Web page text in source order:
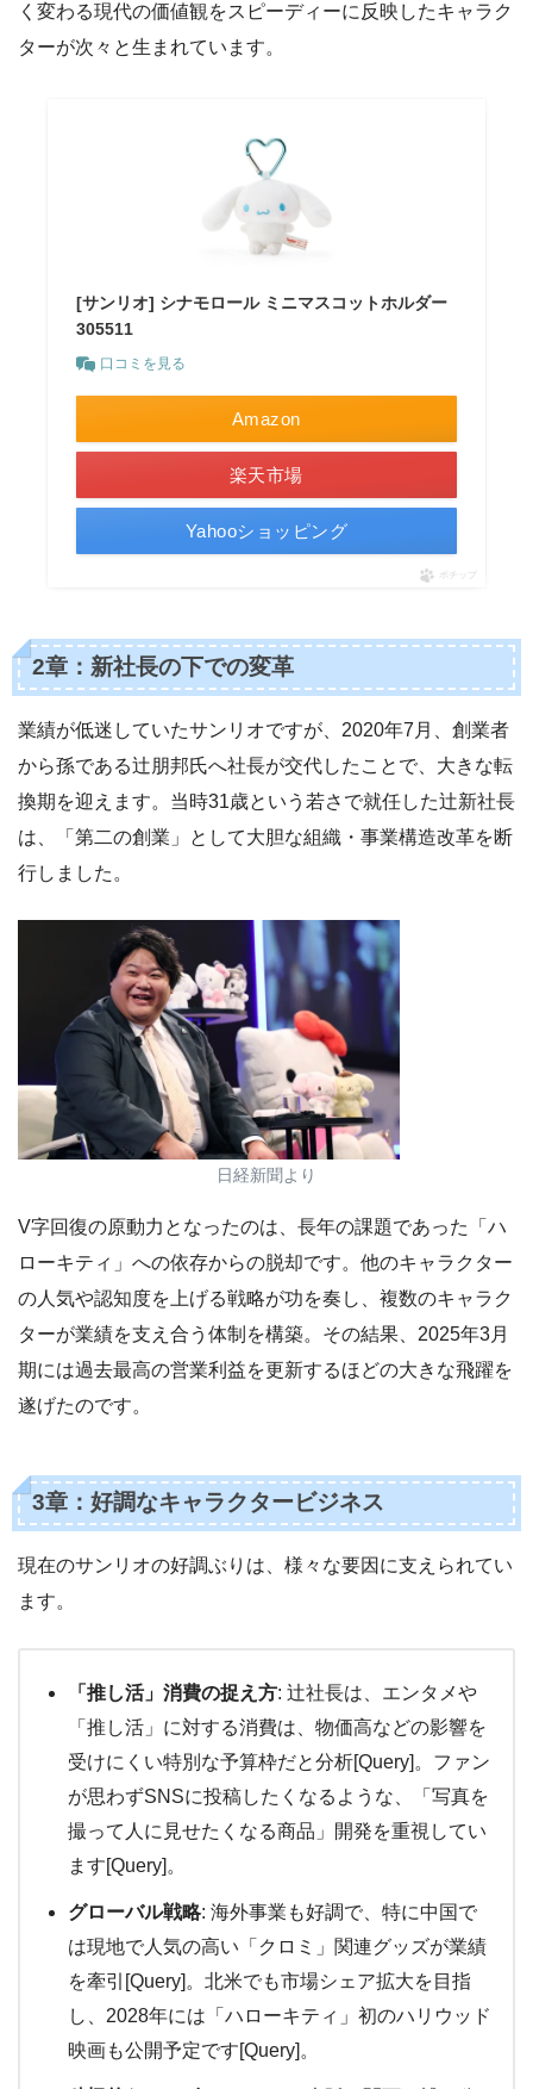
く変わる現代の価値観をスピーディーに反映したキャラク
ターが次々と生まれています。
[サンリオ] シナモロール ミニマスコットホルダー
305511
口コミを見る
Amazon
楽天市場
Yahooショッピング
ポチップ
2章：新社長の下での変革
業績が低迷していたサンリオですが、2020年7月、創業者
から孫である辻朋邦氏へ社長が交代したことで、大きな転
換期を迎えます。当時31歳という若さで就任した辻新社長
は、「第二の創業」として大胆な組織・事業構造改革を断
行しました。
日経新聞より
V字回復の原動力となったのは、長年の課題であった「ハ
ローキティ」への依存からの脱却です。他のキャラクター
の人気や認知度を上げる戦略が功を奏し、複数のキャラク
ターが業績を支え合う体制を構築。その結果、2025年3月
期には過去最高の営業利益を更新するほどの大きな飛躍を
遂げたのです。
3章：好調なキャラクタービジネス
現在のサンリオの好調ぶりは、様々な要因に支えられてい
ます。
「推し活」消費の捉え方: 辻社長は、エンタメや
「推し活」に対する消費は、物価高などの影響を
受けにくい特別な予算枠だと分析[Query]。ファン
が思わずSNSに投稿したくなるような、「写真を
撮って人に見せたくなる商品」開発を重視してい
ます[Query]。
グローバル戦略: 海外事業も好調で、特に中国で
は現地で人気の高い「クロミ」関連グッズが業績
を牽引[Query]。北米でも市場シェア拡大を目指
し、2028年には「ハローキティ」初のハリウッド
映画も公開予定です[Query]。